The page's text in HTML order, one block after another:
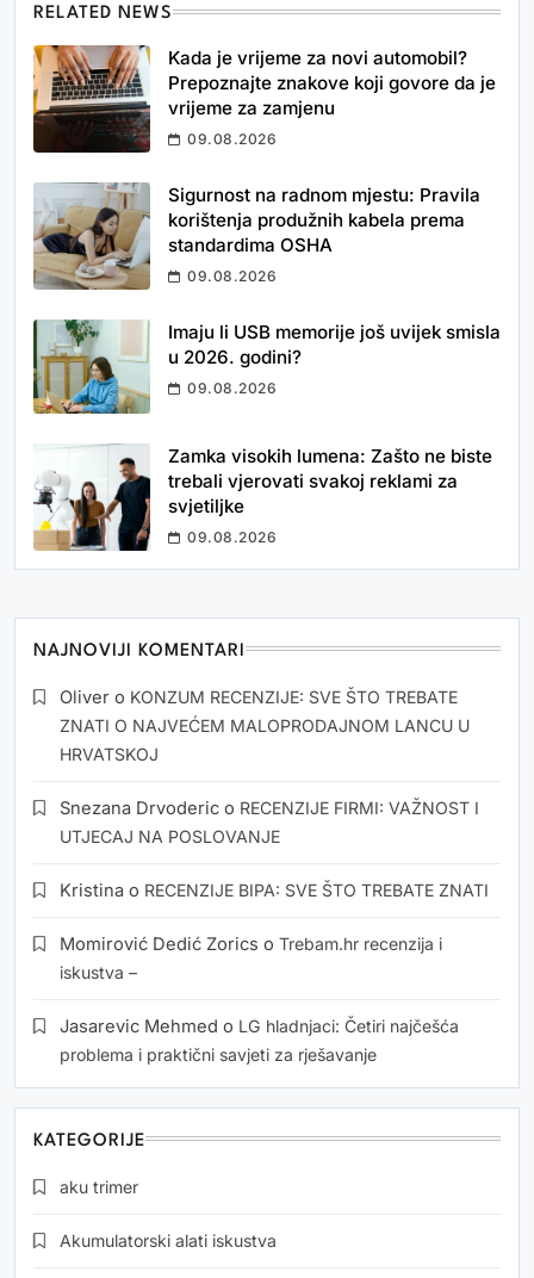
RELATED NEWS
Kada je vrijeme za novi automobil?
Prepoznajte znakove koji govore da je
vrijeme za zamjenu
09.08.2026
Sigurnost na radnom mjestu: Pravila
korištenja produžnih kabela prema
standardima OSHA
09.08.2026
Imaju li USB memorije još uvijek smisla
u 2026. godini?
09.08.2026
Zamka visokih lumena: Zašto ne biste
trebali vjerovati svakoj reklami za
svjetiljke
09.08.2026
NAJNOVIJI KOMENTARI
Oliver o KONZUM RECENZIJE: SVE ŠTO TREBATE
ZNATI O NAJVEĆEM MALOPRODAJNOM LANCU U
HRVATSKOJ
Snezana Drvoderic o RECENZIJE FIRMI: VAŽNOST I
UTJECAJ NA POSLOVANJE
Kristina o RECENZIJE BIPA: SVE ŠTO TREBATE ZNATI
Momirović Dedić Zorics o Trebam.hr recenzija i
iskustva –
Jasarevic Mehmed o LG hladnjaci: Četiri najčešća
problema i praktični savjeti za rješavanje
KATEGORIJE
aku trimer
Akumulatorski alati iskustva